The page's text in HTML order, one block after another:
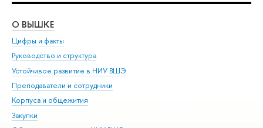
О ВЫШКЕ
Цифры и факты
Руководство и структура
Устойчивое развитие в НИУ ВШЭ
Преподаватели и сотрудники
Корпуса и общежития
Закупки